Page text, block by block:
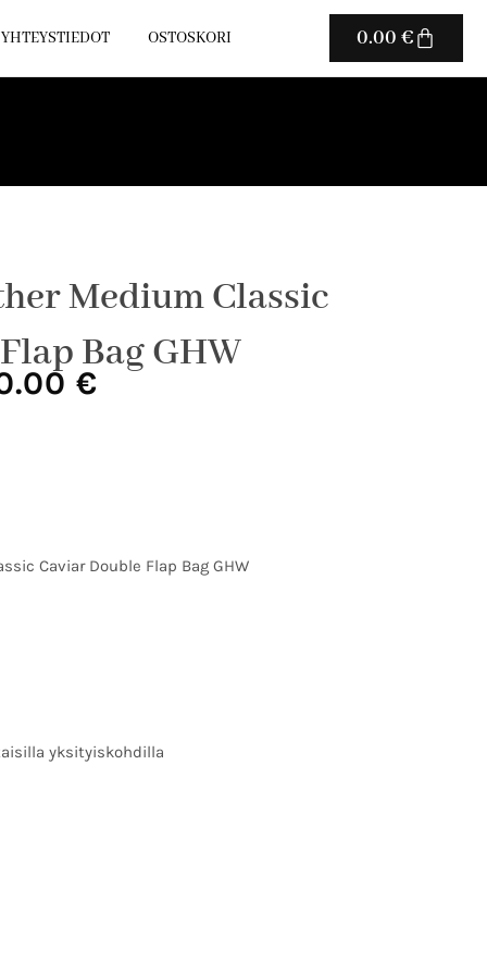
YHTEYSTIEDOT OSTOSKORI 0.00 €Cart
Medium Classic
Bag GHW
€ Nykyinen
Caviar Double Flap Bag GHW
yksityiskohdilla